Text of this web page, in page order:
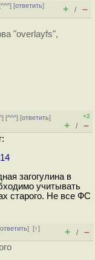
^^^] [ответить]
+ / –
"overlayfs",
] [^^^] [ответить]
+2
+ / –
загогулина в
учитывать
старого. Не все ФС
ответить][↑]
+ / –